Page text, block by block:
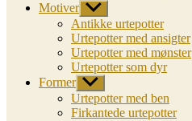
Motiver Vis
undermenu
Antikke urtepotter
Urtepotter med ansigter
Urtepotter med mønster
Urtepotter som dyr
Former Vis
undermenu
Urtepotter med ben
Firkantede urtepotter